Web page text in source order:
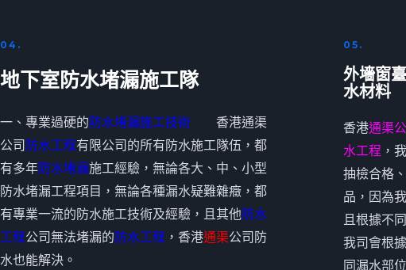
04.
地下室防水堵漏施工隊
一、專業過硬的防水堵漏施工技術 香港通渠
公司 防水工程有限公司的所有防水施工隊伍，都
有多年防水堵漏施工經驗，無論各大、中、小型
防水堵漏工程項目，無論各種漏水疑難雜癥，都
有專業一流的防水施工技術及經驗，且其他防水
工程公司無法堵漏的防水工程 ，香港通渠公司防
水也能解決。
05.
外墻窗
水材料
香港通渠
水工程 ，
抽檢合格
品，因為
且根據不
我司會根
同漏水部